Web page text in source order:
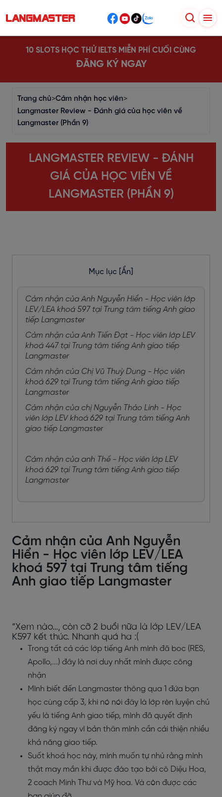
10 SLOTS HỌC THỬ IELTS MIỄN PHÍ CUỐI CÙNG
ĐĂNG KÝ NGAY
Trang chủ>Cảm nhận học viên>
Langmaster Review - Đánh giá của học viên về
Langmaster (Phần 9)
LANGMASTER REVIEW - ĐÁNH
GIÁ CỦA HỌC VIÊN VỀ
LANGMASTER (PHẦN 9)
Mục lục [Ẩn]
Cảm nhận của Anh Nguyễn Hiển - Học viên lớp
LEV/LEA khoá 597 tại Trung tâm tiếng Anh giao
tiếp Langmaster
Cảm nhận của Anh Tiến Đạt - Học viên lớp LEV
khoá 447 tại Trung tâm tiếng Anh giao tiếp
Langmaster
Cảm nhận của Chị Vũ Thuỳ Dung - Học viên
khoá 629 tại Trung tâm tiếng Anh giao tiếp
Langmaster
Cảm nhận của chị Nguyễn Thảo Linh - Học
viên lớp LEV khoá 629 tại Trung tâm tiếng Anh
giao tiếp Langmaster
Cảm nhận của anh Thế - Học viên lớp LEV
khoá 629 tại Trung tâm tiếng Anh giao tiếp
Langmaster
Cảm nhận của Anh Nguyễn
Hiển - Học viên lớp LEV/LEA
khoá 597 tại Trung tâm tiếng
Anh giao tiếp Langmaster
“Xem nào…, còn cỡ 2 buổi nữa là lớp LEV/LEA
K597 kết thúc. Nhanh quá ha :(
Trong tất cả các lớp tiếng Anh mình đã boc (RES,
Apollo,...) đây là nơi duy nhất mình được công
nhận
Mình biết đến Langmaster thông qua 1 đứa bạn
học cùng cấp 3, khi nó nói đây là lớp rèn luyện chủ
yếu là tiếng Anh giao tiếp, mình đã quyết định
đăng ký ngay vì bản thân mình cần cải thiện nhiều
khả năng giao tiếp.
Suốt khoá học này, mình muốn tự nhủ rằng mình
thật may mắn khi được đào tạo bởi cô Diệu Hoa,
2 coach Minh Thư và Mỹ hoa. Và còn được các